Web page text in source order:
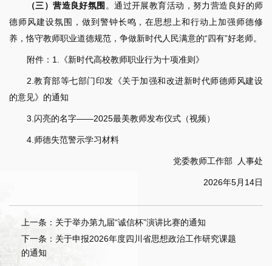
（三）营造良好氛围 。通过开展教育活动，努力营造良好的师
德师风建设氛围，做到警钟长鸣，在思想上和行动上加强师德修
养，恪守教师职业道德规范，争做新时代人民满意的“四有”好老师。
附件：1.《新时代高校教师职业行为十项准则》
2.教育部等七部门印发《关于加强和改进新时代师德师风建设
的意见》的通知
3.闪亮的名字——2025最美教师发布仪式（视频）
4.师德失范警示学习材料
党委教师工作部 人事处
2026年5月14日
上一条：关于举办第九届“诚信杯”演讲比赛的通知
下一条：关于申报2026年度四川省思想政治工作研究课题
的通知